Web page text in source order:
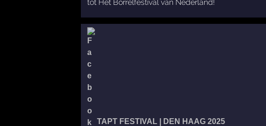
tot Hét Borrelfestival van Nederland!
TAPT FESTIVAL | DEN HAAG 2025